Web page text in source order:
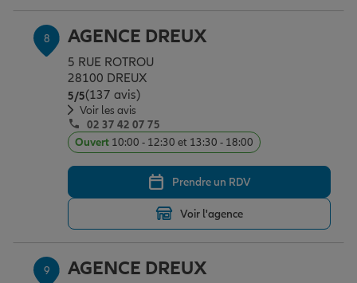
8 AGENCE DREUX
5 RUE ROTROU
28100 DREUX
5/5Note de 5 sur 5
(137 avis)
Voir les avis
02 37 42 07 75
Ouvert 10:00 - 12:30 et 13:30 - 18:00
Prendre un RDV
Voir l'agence
9 AGENCE DREUX